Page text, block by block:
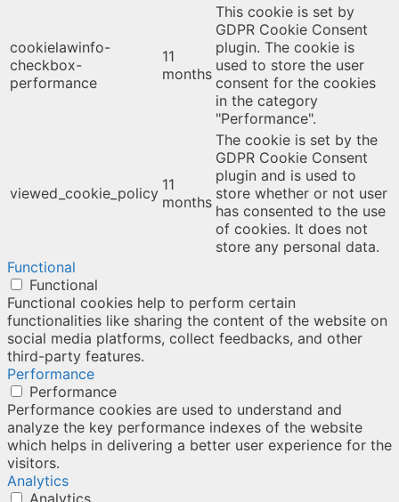
cookielawinfo-
checkbox-
performance
11
months
This cookie is set by
GDPR Cookie Consent
plugin. The cookie is
used to store the user
consent for the cookies
in the category
"Performance".
viewed_cookie_policy 11
months
The cookie is set by the
GDPR Cookie Consent
plugin and is used to
store whether or not user
has consented to the use
of cookies. It does not
store any personal data.
Functional
Functional
Functional cookies help to perform certain
functionalities like sharing the content of the website on
social media platforms, collect feedbacks, and other
third-party features.
Performance
Performance
Performance cookies are used to understand and
analyze the key performance indexes of the website
which helps in delivering a better user experience for the
visitors.
Analytics
Analytics